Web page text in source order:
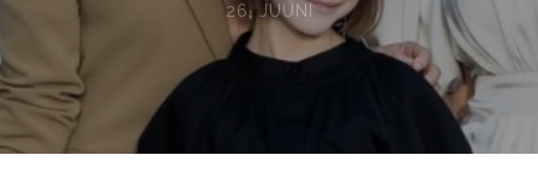
26. JUUNI